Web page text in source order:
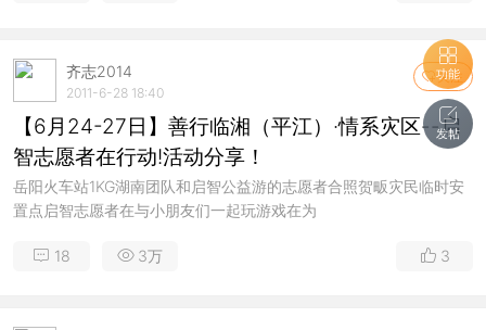
关注
齐志2014
2011-6-28 18:40
【6月24-27日】善行临湘（平江）·情系灾区--启
智志愿者在行动!活动分享！
岳阳火车站1KG湖南团队和启智公益游的志愿者合照贺畈灾民临时安
置点启智志愿者在与小朋友们一起玩游戏在为
18 3万 3
功能
发帖